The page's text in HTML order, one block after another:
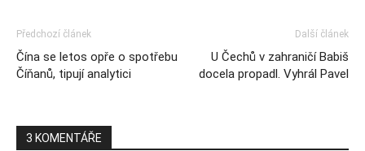
Předchozí článek
Čína se letos opře o spotřebu
Číňanů, tipují analytici
Další článek
U Čechů v zahraničí Babiš
docela propadl. Vyhrál Pavel
3 KOMENTÁŘE